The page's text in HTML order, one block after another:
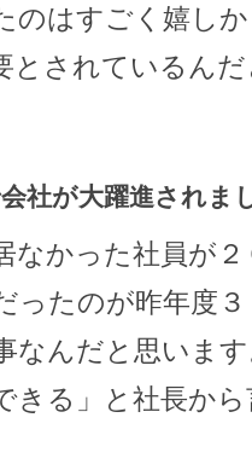
のはすごく嬉し
とされているん
社が大躍進されま
なかった社員が
ったのが昨年度
なんだと思いま
きる」と社長か